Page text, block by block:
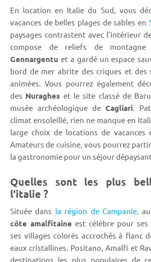
En location en Italie du Sud, vous
vacances de belles plages de sables en
paysages contrastent avec l’intérieur
compose de reliefs de
Gennargentu et a gardé un espace
bord de mer abrite des criques et des
animées. Vous pourrez également
des Nuraghes et le site classé de
musée archéologique de Cagliari.
climat ensoleillé, rien ne manque en
large choix de locations de vacances
Amateurs de cuisine, vous pourrez
la gastronomie pour un séjour
Quelles sont les plus
l'italie ?
Située dans la région de Campanie,
côte amalfitaine est célèbre pour ses
ses villages colorés accrochés à flanc
eaux cristallines. Positano, Amalfi et
destinations les plus populaires de